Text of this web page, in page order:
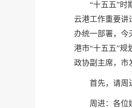
“十五五”时
云港工作重要讲
办统一部署，今
港市“十五五”规
政协副主席，市
首先，请周
周进：各位